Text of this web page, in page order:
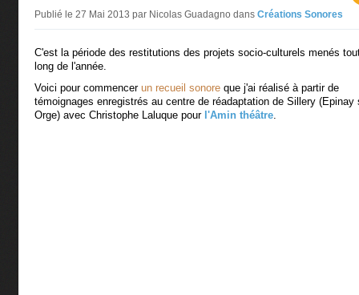
Publié le 27 Mai 2013 par Nicolas Guadagno dans Créations Sonores
C'est la période des restitutions des projets socio-culturels menés
long de l'année.
Voici pour commencer un recueil sonore que j'ai réalisé à partir de
témoignages enregistrés au centre de réadaptation de Sillery (Epinay
Orge) avec Christophe Laluque pour l'Amin théâtre.